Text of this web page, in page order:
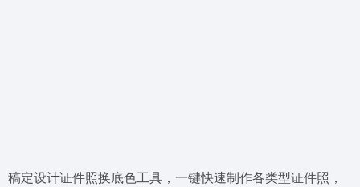
稿定设计证件照换底色工具，一键快速制作各类型证件照，